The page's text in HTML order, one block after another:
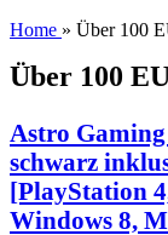
Home » Über 100
Über 100
Astro Gaming
schwarz
[PlayStation
Windows 8,